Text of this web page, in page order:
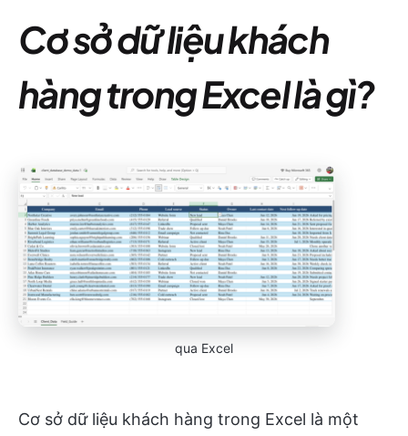
Cơ sở dữ liệu khách
hàng trong Excel là gì?
qua Excel
Cơ sở dữ liệu khách hàng trong Excel là một